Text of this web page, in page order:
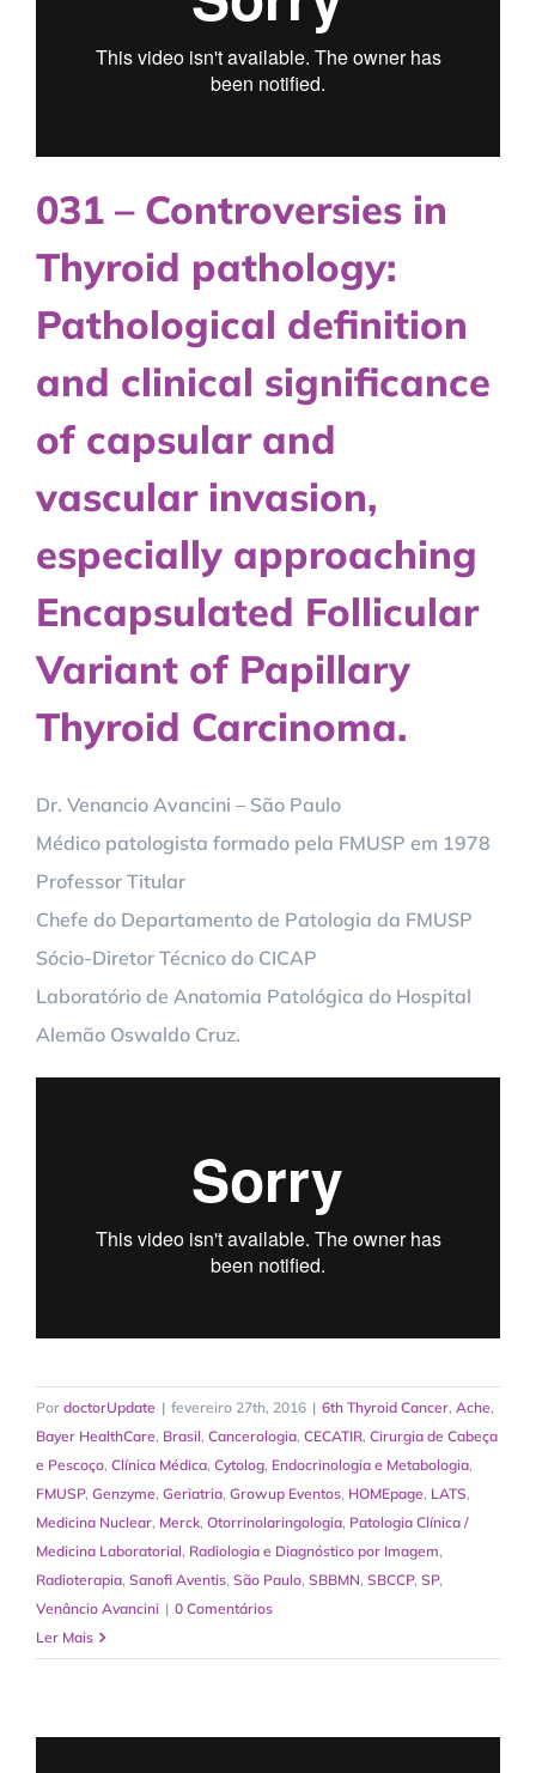
031 – Controversies in
Thyroid pathology:
Pathological definition
and clinical significance
of capsular and
vascular invasion,
especially approaching
Encapsulated Follicular
Variant of Papillary
Thyroid Carcinoma.
Dr. Venancio Avancini – São Paulo
Médico patologista formado pela FMUSP em 1978
Professor Titular
Chefe do Departamento de Patologia da FMUSP
Sócio-Diretor Técnico do CICAP
Laboratório de Anatomia Patológica do Hospital
Alemão Oswaldo Cruz.
Por doctorUpdate | fevereiro 27th, 2016 | 6th Thyroid Cancer, Ache,
Bayer HealthCare, Brasil, Cancerologia, CECATIR, Cirurgia de Cabeça
e Pescoço, Clínica Médica, Cytolog, Endocrinologia e Metabologia,
FMUSP, Genzyme, Geriatria, Growup Eventos, HOMEpage, LATS,
Medicina Nuclear, Merck, Otorrinolaringologia, Patologia Clínica /
Medicina Laboratorial, Radiologia e Diagnóstico por Imagem,
Radioterapia, Sanofi Aventis, São Paulo, SBBMN, SBCCP, SP,
Venâncio Avancini | 0 Comentários
Ler Mais